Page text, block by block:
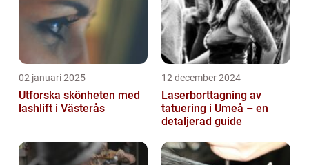
02 januari 2025
Utforska skönheten med
lashlift i Västerås
12 december 2024
Laserborttagning av
tatuering i Umeå – en
detaljerad guide